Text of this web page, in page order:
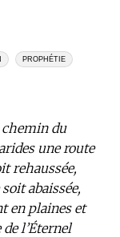
PROPHÉTIE
chemin du
une route
rehaussée,
abaissée,
en plaines et
l’Éternel